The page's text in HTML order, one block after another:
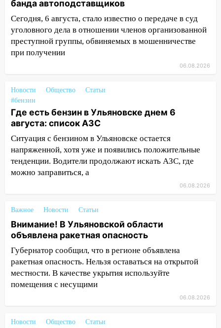
13:36 В Инзе произошел крупный пожар
13:00
В суде защитили репутацию
мужчины, которого необоснованно
обвиняли в жестоком обращении с
12:28
Миллион на «льготниках»: в
Ульяновской области перевозчик
провернул хитрую схему с чужими
проездными
12:10 Ульяновский алиментщик накопил
120 тысяч долга
11:49 Снят режим «Ракетная
опасность» на территории Ульяновской
11:30
Кабмин РФ разрешил до 1 июля
2027 года импорт, выпуск и обращение
бензина Евро 2, Евро 3, Евро 4
11:12 Соцсети: на Рябикова автомобиль
врезался в забор
10:27 Где есть бензин в Ульяновске
днем 6 августа: список АЗС
объявлена ракетная опасность
банда автоподставщиков
Сегодня, 6 августа, стало известно о передаче в суд
уголовного дела в отношении членов организованной
преступной группы, обвиняемых в мошенничестве
при получении
06.08.2026
Новости Общество
Статьи
#бензин
Где есть бензин в Ульяновске днем 6
августа: список АЗС
Ситуация с бензином в Ульяновске остается
напряженной, хотя уже и появились положительные
тенденции. Водители продолжают искать АЗС, где
можно заправиться, а
06.08.2026
Важное Новости Статьи
Внимание! В Ульяновской области
объявлена ракетная опасность
Губернатор сообщил, что в регионе объявлена
ракетная опасность. Нельзя оставаться на открытой
местности. В качестве укрытия используйте
помещения с несущими
06.08.2026
Новости Общество
Статьи